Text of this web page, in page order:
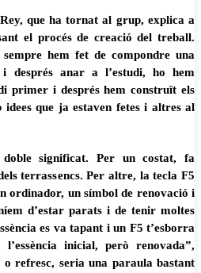
que ha tornat al grup, explica a
el procés de creació del treball.
hem fet de compondre una
després anar a l’estudi, ho hem
primer i després hem construït els
idees que ja estaven fetes i altres al
significat. Per un costat, fa
terrassencs. Per altre, la tecla F5
ordinador, un símbol de renovació i
d’estar parats i de tenir moltes
es va tapant i un F5 t’esborra
inicial, però renovada”,
refresc, seria una paraula bastant